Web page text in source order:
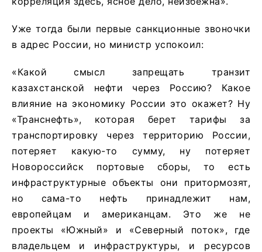
Уже тогда были первые санкционные звоночки
в адрес России, но министр успокоил:
«Какой смысл запрещать транзит
казахстанской нефти через Россию? Какое
влияние на экономику России это окажет? Ну
«Транснефть», которая берет тарифы за
транспортировку через территорию России,
потеряет какую-то сумму, ну потеряет
Новороссийск портовые сборы, то есть
инфраструктурные объекты они притормозят,
но сама-то нефть принадлежит нам,
европейцам и американцам. Это же не
проекты «Южный» и «Северный поток», где
владельцем и инфраструктуры, и ресурсов